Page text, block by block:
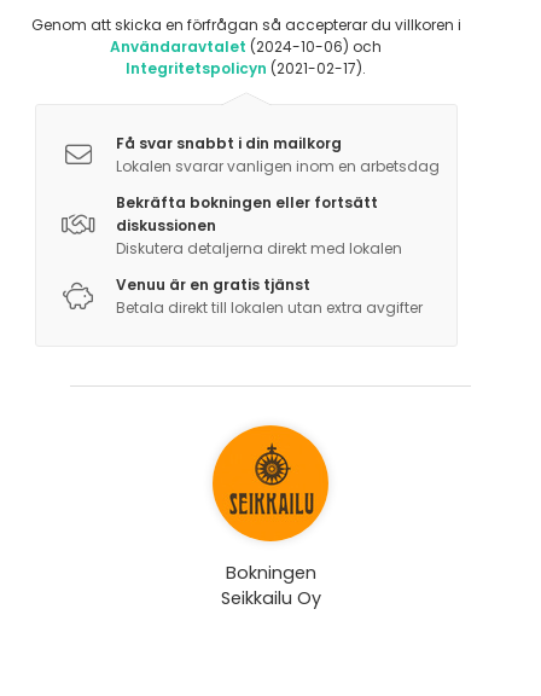
Genom att skicka en förfrågan så accepterar du villkoren i
Användaravtalet (2024-10-06) och
Integritetspolicyn (2021-02-17).
Få svar snabbt i din mailkorg
Lokalen svarar vanligen inom en arbetsdag
Bekräfta bokningen eller fortsätt
diskussionen
Diskutera detaljerna direkt med lokalen
Venuu är en gratis tjänst
Betala direkt till lokalen utan extra avgifter
Bokningen
Seikkailu Oy